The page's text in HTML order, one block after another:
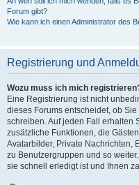
Forum gibt?
Wie kann ich einen Administrator des
Registrierung und
Wozu muss ich mich
Eine Registrierung ist nicht
dieses Forums entscheidet, ob
schreiben. Auf jeden Fall erhalten
zusätzliche Funktionen, die
Avatarbilder, Private Nachrichten,
zu Benutzergruppen und so
sie schnell erledigt ist und Ihnen